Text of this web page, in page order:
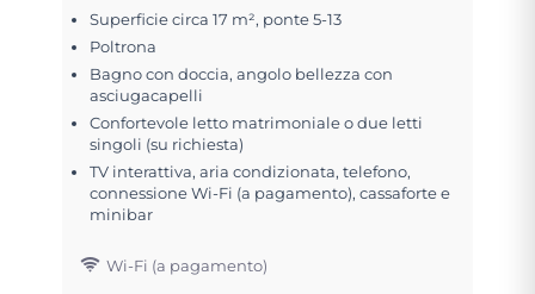
Superficie circa 17 m², ponte 5-13
Poltrona
Bagno con doccia, angolo bellezza con
asciugacapelli
Confortevole letto matrimoniale o due letti
singoli (su richiesta)
TV interattiva, aria condizionata, telefono,
connessione Wi-Fi (a pagamento), cassaforte e
minibar
Wi-Fi (a pagamento)